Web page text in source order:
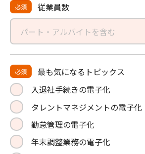
必須 従業員数
パート・アルバイトを含む
必須 最も気になる トピックス
入退社手続きの電子化
タレントマネジメントの電子化
勤怠管理の電子化
年末調整業務の電子化